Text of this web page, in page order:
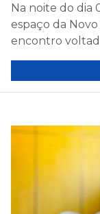
Na noite do dia
espaço da
encontro